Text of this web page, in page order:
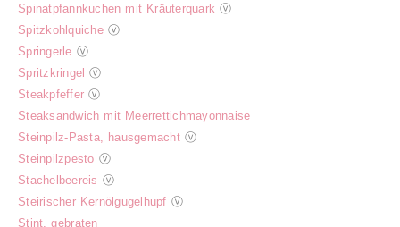
Spinatpfannkuchen mit Kräuterquark ⓥ
Spitzkohlquicheⓥ
Springerle ⓥ
Spritzkringel ⓥ
Steakpfeffer ⓥ
Steaksandwich mit Meerrettichmayonnaise
Steinpilz-Pasta, hausgemachtⓥ
Steinpilzpesto ⓥ
Stachelbeereis ⓥ
Steirischer Kernölgugelhupf ⓥ
Stint, gebraten